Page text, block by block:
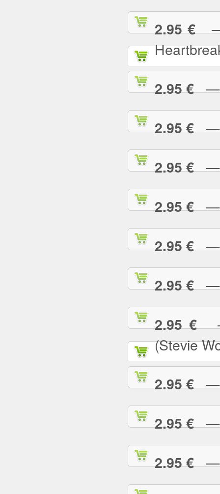
2.95 €—
2.95 €—
2.95 €—
2.95 €—
2.95 €—
2.95 €—
2.95 €—
2.95 €—
(Stevie
2.95 €—
2.95 €—
2.95 €—